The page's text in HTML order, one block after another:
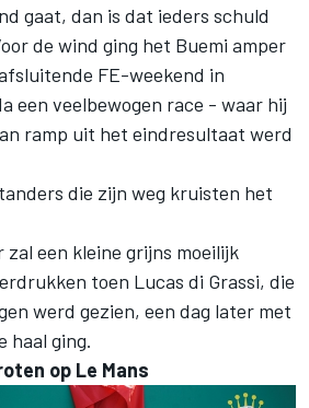
gaat, dan is dat ieders schuld
de wind ging het Buemi amper
FE-weekend in
een veelbewogen race - waar hij
ramp uit het eindresultaat werd
die zijn weg kruisten het
zal een kleine grijns moeilijk
toen Lucas di Grassi, die
werd gezien, een dag later met
haal ging.
op Le Mans